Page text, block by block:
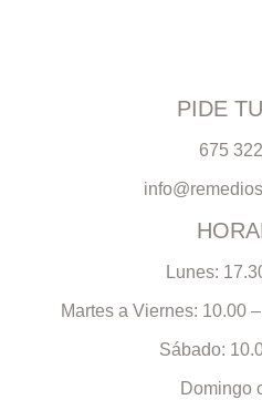
PIDE
675
Lunes:
Martes a Viernes: 10.00
Sábado:
Domingo